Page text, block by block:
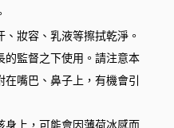
妝容、乳液等擦拭乾淨。
監督之下使用。請注意本
嘴巴、鼻子上，有機會引
上，可能會因薄荷冰感而